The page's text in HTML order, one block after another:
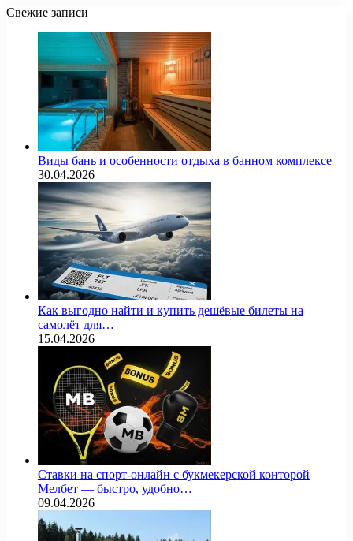
Свежие записи
Виды бань и особенности отдыха в банном комплексе
30.04.2026
Как выгодно найти и купить дешёвые билеты на
самолёт для…
15.04.2026
Ставки на спорт-онлайн с букмекерской конторой
Мелбет — быстро, удобно…
09.04.2026